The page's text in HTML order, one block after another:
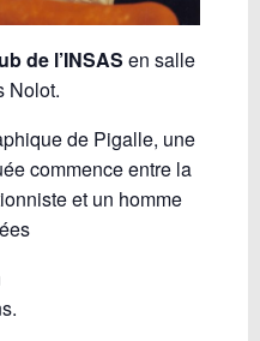
de l’INSAS en salle
Nolot.
de Pigalle, une
commence entre la
et un homme